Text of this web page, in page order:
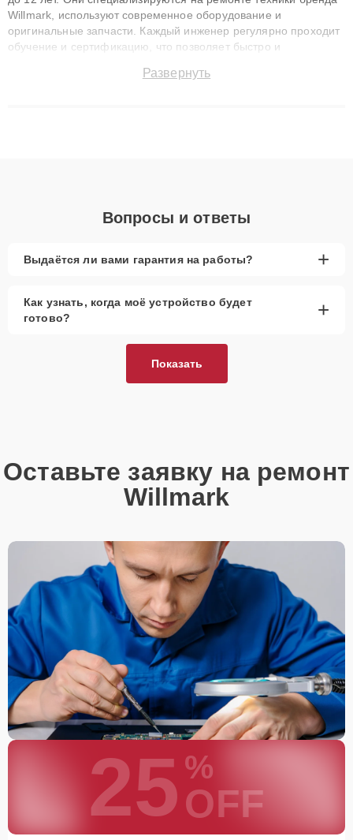
Willmark, используют современное оборудование и
оригинальные запчасти. Каждый инженер регулярно проходит
обучение и сертификацию, что позволяет быстро и
сохранением гарантии до 3 лет. Наши мастера решают
Развернуть
Вопросы и ответы
Выдаётся ли вами гарантия на работы? +
Как узнать, когда моё устройство будет
готово?
+
Показать
Оставьте заявку на ремонт
Willmark
25 %
OFF